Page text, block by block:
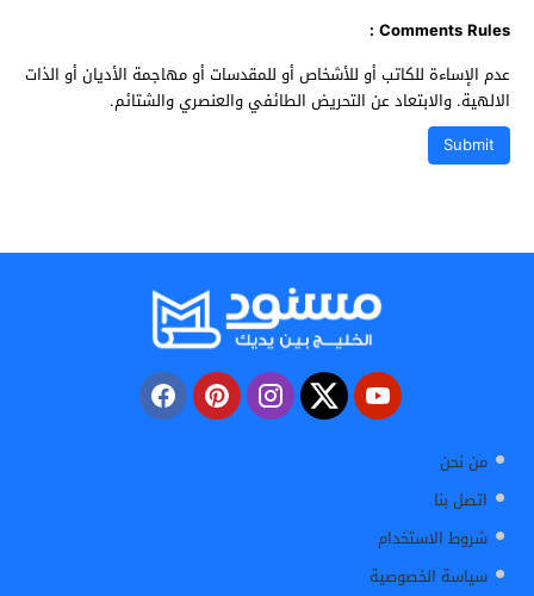
Comments Rules :
عدم الإساءة للكاتب أو للأشخاص أو للمقدسات أو مهاجمة الأديان أو الذات
الالهية. والابتعاد عن التحريض الطائفي والعنصري والشتائم.
من نحن
اتصل بنا
شروط الاستخدام
سياسة الخصوصية